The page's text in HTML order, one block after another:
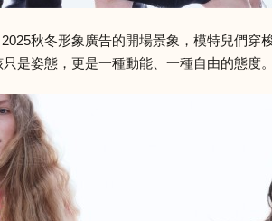
2025秋冬形象廣告的開場景象，模特兒們
是姿態，更是一種動能、一種自由的態度。